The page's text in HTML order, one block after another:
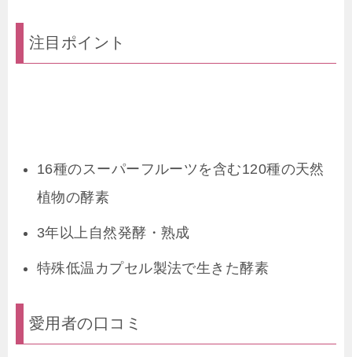
注目ポイント
16種のスーパーフルーツを含む120種の天然
植物の酵素
3年以上自然発酵・熟成
特殊低温カプセル製法で生きた酵素
愛用者の口コミ